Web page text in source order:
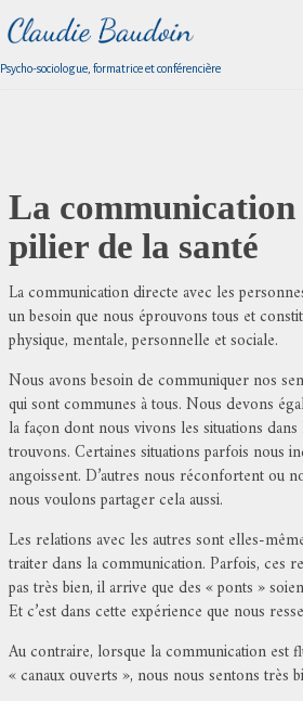
Psycho-sociologue, formatrice et conférencière
La
pilier de la santé
La communication directe avec les
un besoin que nous éprouvons tous et
physique, mentale, personnelle et sociale.
Nous avons besoin de communiquer nos
qui sont communes à tous. Nous devons
la façon dont nous vivons les situations
trouvons. Certaines situations parfois nous
angoissent. D’autres nous réconfortent ou
nous voulons partager cela aussi.
Les relations avec les autres sont elles-
traiter dans la communication. Parfois, ces
pas très bien, il arrive que des « ponts »
Et c’est dans cette expérience que nous
Au contraire, lorsque la communication est
« canaux ouverts », nous nous sentons très